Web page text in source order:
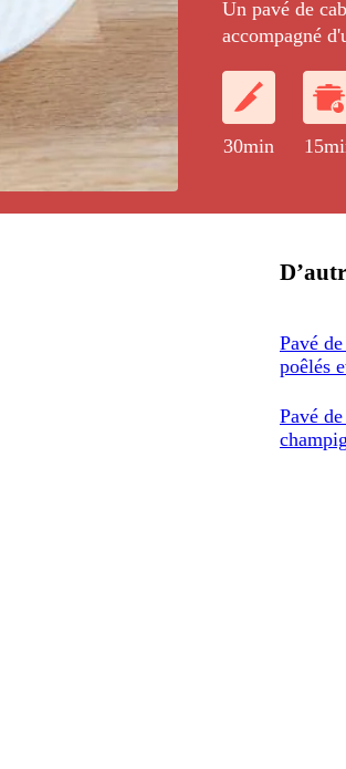
Un pavé de
accompagné
30min
Pavé
poêlés
Pavé